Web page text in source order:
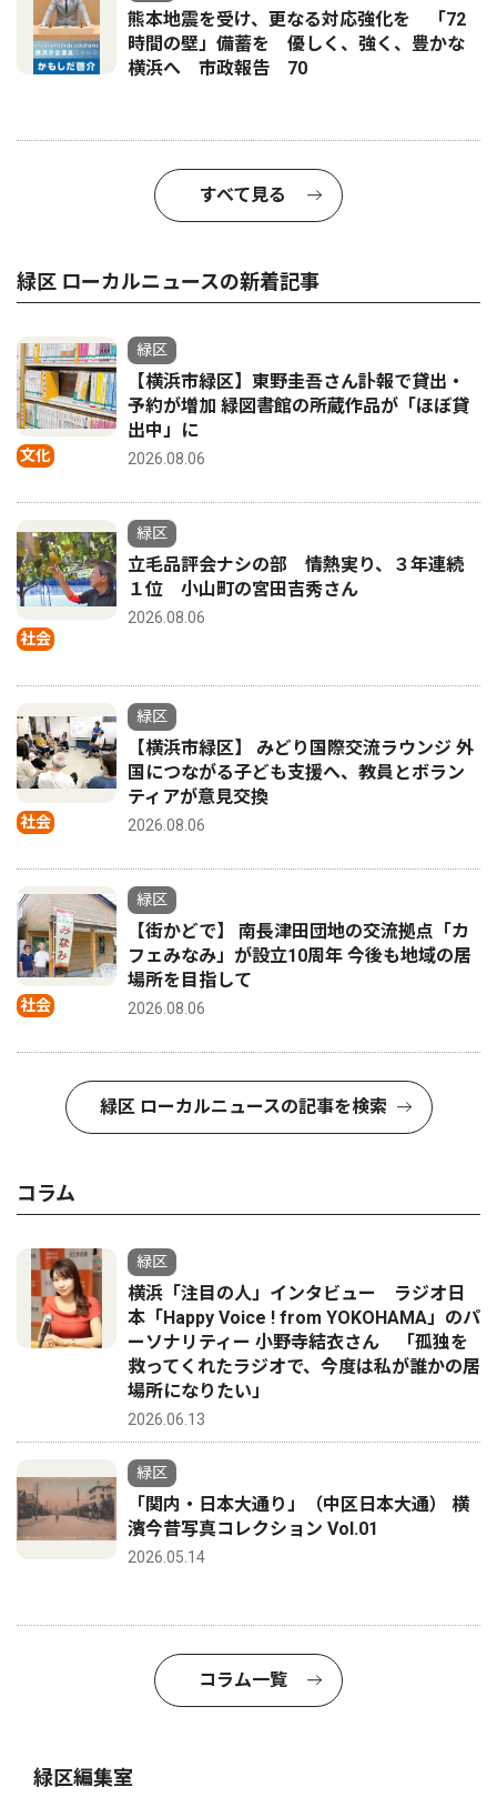
熊本地震を受け、更なる対応強化を 「72
時間の壁」備蓄を 優しく、強く、豊かな
横浜へ 市政報告 70
すべて見る
緑区 ローカルニュースの新着記事
文化
緑区
【横浜市緑区】東野圭吾さん訃報で貸出・
予約が増加 緑図書館の所蔵作品が「ほぼ貸
出中」に
2026.08.06
社会
緑区
立毛品評会ナシの部 情熱実り、３年連続
１位 小山町の宮田吉秀さん
2026.08.06
社会
緑区
【横浜市緑区】 みどり国際交流ラウンジ 外
国につながる子ども支援へ、教員とボラン
ティアが意見交換
2026.08.06
社会
緑区
【街かどで】 南長津田団地の交流拠点「カ
フェみなみ」が設立10周年 今後も地域の居
場所を目指して
2026.08.06
緑区 ローカルニュースの記事を検索
コラム
緑区
横浜「注目の人」インタビュー ラジオ日
本「Happy Voice ! from YOKOHAMA」のパ
ーソナリティー 小野寺結衣さん 「孤独を
救ってくれたラジオで、今度は私が誰かの居
場所になりたい」
2026.06.13
緑区
「関内・日本大通り」（中区日本大通） 横
濱今昔写真コレクション Vol.01
2026.05.14
コラム一覧
緑区編集室